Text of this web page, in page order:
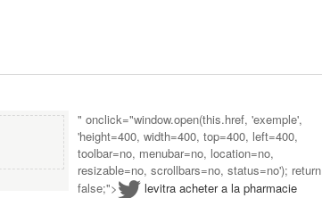
" onclick="window.open(this.href, 'exemple',
'height=400, width=400, top=400, left=400,
toolbar=no, menubar=no, location=no,
resizable=no, scrollbars=no, status=no'); return
false;">
levitra acheter a la pharmacie